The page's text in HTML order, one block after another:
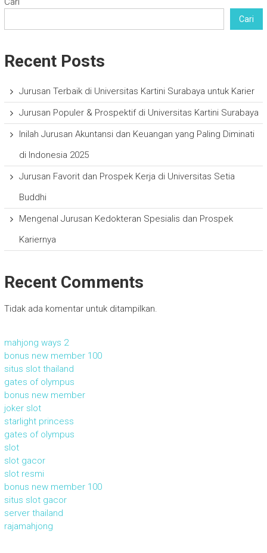
Cari
Recent Posts
Jurusan Terbaik di Universitas Kartini Surabaya untuk Karier
Jurusan Populer & Prospektif di Universitas Kartini Surabaya
Inilah Jurusan Akuntansi dan Keuangan yang Paling Diminati
di Indonesia 2025
Jurusan Favorit dan Prospek Kerja di Universitas Setia
Buddhi
Mengenal Jurusan Kedokteran Spesialis dan Prospek
Kariernya
Recent Comments
Tidak ada komentar untuk ditampilkan.
mahjong ways 2
bonus new member 100
situs slot thailand
gates of olympus
bonus new member
joker slot
starlight princess
gates of olympus
slot
slot gacor
slot resmi
bonus new member 100
situs slot gacor
server thailand
rajamahjong